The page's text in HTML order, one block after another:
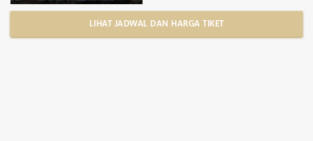
LIHAT JADWAL DAN HARGA TIKET